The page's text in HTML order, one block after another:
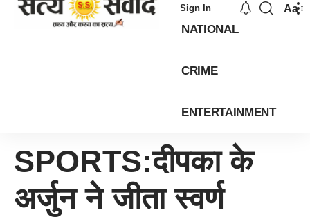
NATIONAL
CRIME
ENTERTAINMENT
Sign In Aa
SPORTS:दीपका के
अर्जुन ने जीता स्वर्ण